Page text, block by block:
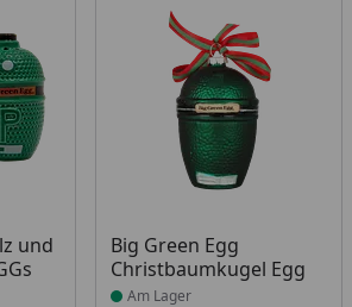
und
Big Green Egg
Christbaumkugel Egg
Produkt am Lager
Am Lager